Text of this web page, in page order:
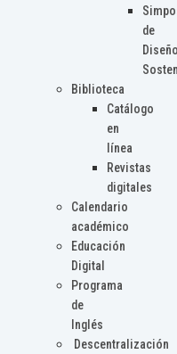
de
Diseño
Biblioteca
Catálogo
en
línea
Revistas
digitales
Calendario
académico
Educación
Digital
Programa
de
Inglés
Descentralización